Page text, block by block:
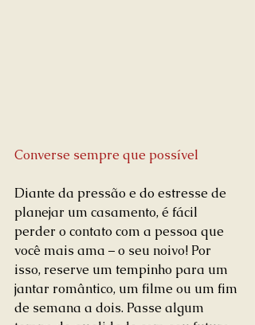
Converse sempre que possível
Diante da pressão e do estresse de
planejar um casamento, é fácil
perder o contato com a pessoa que
você mais ama – o seu noivo! Por
isso, reserve um tempinho para um
jantar romântico, um filme ou um fim
de semana a dois. Passe algum